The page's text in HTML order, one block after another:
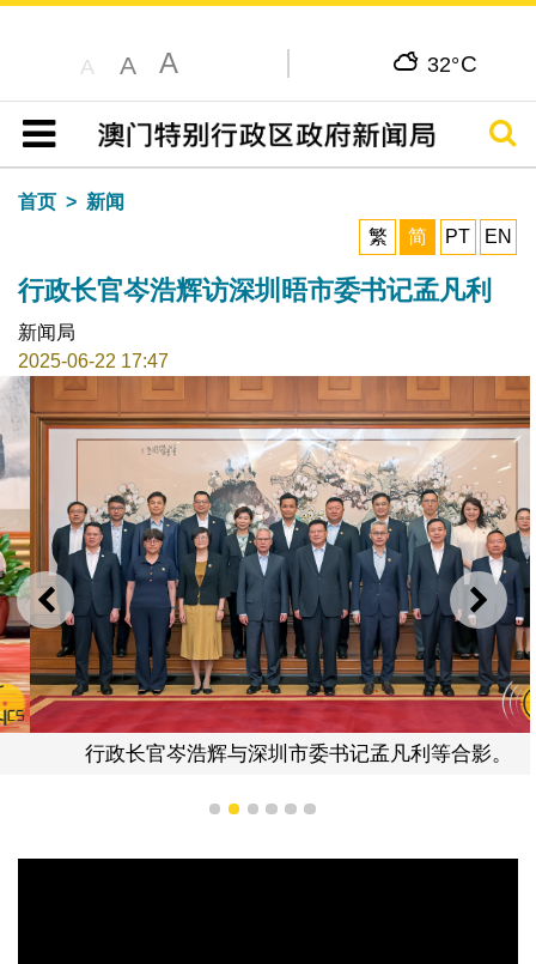
A A A 32°C
目录
搜寻
首页
新闻
繁
简 PT EN
行政长官岑浩辉访深圳晤市委书记孟凡利
新闻局
2025-06-22 17:47
上一则 下一
行政长官岑浩辉与深圳市委书记孟凡利等合影。
1 2 3 4 5 6